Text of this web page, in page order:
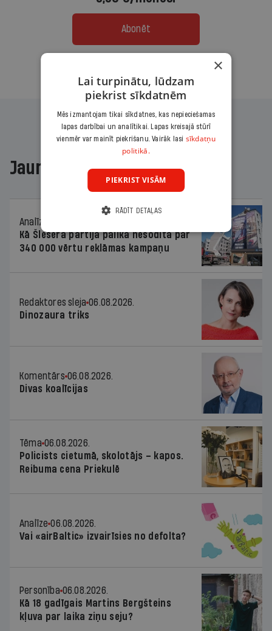
Abonēt
Jaunākajā žurnālā
Analīze
Kā Šlesera partija palika nesodīta par
340 000 vērtu reklāmas kampaņu
Redaktores sleja 06.08.2026.
Dinozaura triks
Komentārs 06.08.2026.
Divas koalīcijas
Tēma 06.08.2026.
Policists cietumā, skolotājs – kapos.
Reibuma cena Priekulē
Analīze 06.08.2026.
Vai «airBaltic» izvairīsies no defolta?
Personība 06.08.2026.
Kā 18 gadīgais Martins Bergšteins
kļuva par laika ziņu seju?
×
Lai turpinātu, lūdzam
piekrist sīkdatnēm
Mēs izmantojam tikai sīkdatnes, kas nepieciešamas
lapas darbībai un analītikai. Lapas kreisajā stūrī
vienmēr var mainīt piekrišanu. Vairāk lasi sīkdatņu
politikā.
PIEKRIST VISĀM
RĀDĪT DETAĻAS